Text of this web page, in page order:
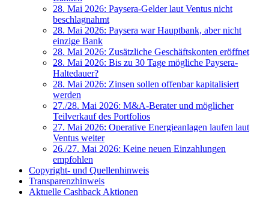
28. Mai 2026: Paysera-Gelder laut Ventus nicht
beschlagnahmt
28. Mai 2026: Paysera war Hauptbank, aber nicht
einzige Bank
28. Mai 2026: Zusätzliche Geschäftskonten eröffnet
28. Mai 2026: Bis zu 30 Tage mögliche Paysera-
Haltedauer?
28. Mai 2026: Zinsen sollen offenbar kapitalisiert
werden
27./28. Mai 2026: M&A-Berater und möglicher
Teilverkauf des Portfolios
27. Mai 2026: Operative Energieanlagen laufen laut
Ventus weiter
26./27. Mai 2026: Keine neuen Einzahlungen
empfohlen
Copyright- und Quellenhinweis
Transparenzhinweis
Aktuelle Cashback Aktionen